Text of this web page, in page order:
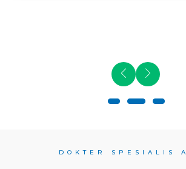
DOKTER SPESIALIS